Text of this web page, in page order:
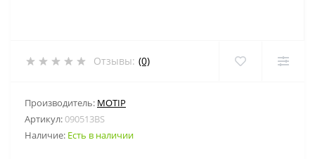
Отзывы: (0)
Производитель: MOTIP
Артикул:090513BS
Наличие: Есть в наличии